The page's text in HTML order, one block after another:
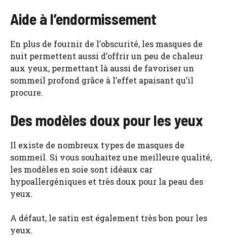
Aide à l’endormissement
En plus de fournir de l’obscurité, les masques de
nuit permettent aussi d’offrir un peu de chaleur
aux yeux, permettant là aussi de favoriser un
sommeil profond grâce à l’effet apaisant qu’il
procure.
Des modèles doux pour les yeux
Il existe de nombreux types de masques de
sommeil. Si vous souhaitez une meilleure qualité,
les modèles en soie sont idéaux car
hypoallergéniques et très doux pour la peau des
yeux.
A défaut, le satin est également très bon pour les
yeux.